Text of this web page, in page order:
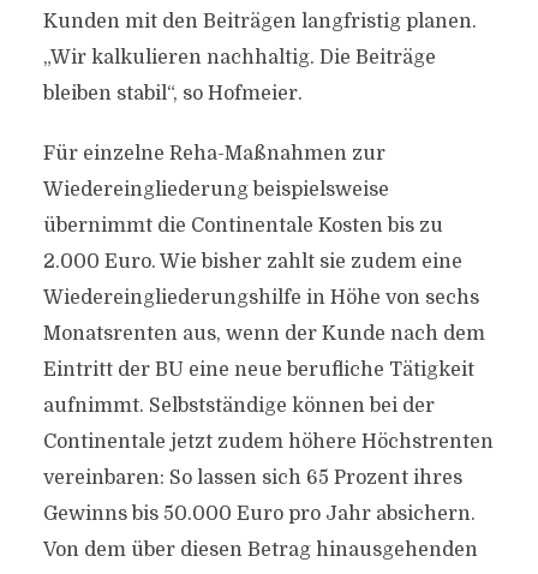
Kunden mit den Beiträgen langfristig planen.
„Wir kalkulieren nachhaltig. Die Beiträge
bleiben stabil“, so Hofmeier.
Für einzelne Reha-Maßnahmen zur
Wiedereingliederung beispielsweise
übernimmt die Continentale Kosten bis zu
2.000 Euro. Wie bisher zahlt sie zudem eine
Wiedereingliederungshilfe in Höhe von sechs
Monatsrenten aus, wenn der Kunde nach dem
Eintritt der BU eine neue berufliche Tätigkeit
aufnimmt. Selbstständige können bei der
Continentale jetzt zudem höhere Höchstrenten
vereinbaren: So lassen sich 65 Prozent ihres
Gewinns bis 50.000 Euro pro Jahr absichern.
Von dem über diesen Betrag hinausgehenden